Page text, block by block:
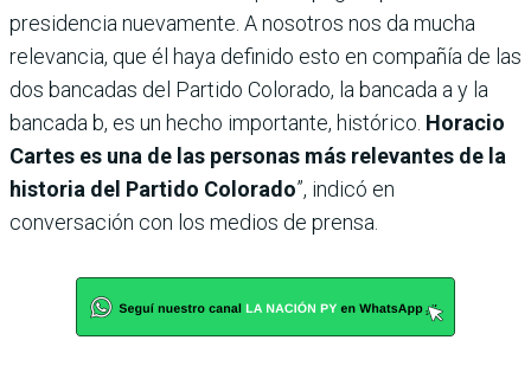
presidencia nuevamente. A nosotros nos da mucha
relevancia, que él haya definido esto en compañía de las
dos bancadas del Partido Colorado, la bancada a y la
bancada b, es un hecho importante, histórico. Horacio
Cartes es una de las personas más relevantes de la
historia del Partido Colorado”, indicó en
conversación con los medios de prensa.